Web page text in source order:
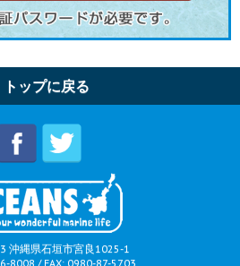
トップに戻る
沖縄県石垣市宮良1025-1
8008 / FAX: 0980-87-5703